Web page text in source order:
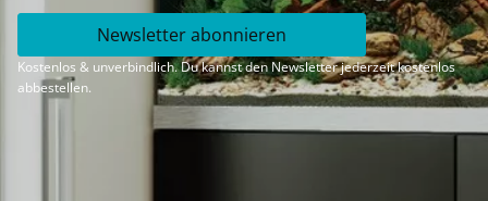
Newsletter abonnieren
Kostenlos & unverbindlich. Du kannst den Newsletter jederzeit kostenlos
abbestellen.